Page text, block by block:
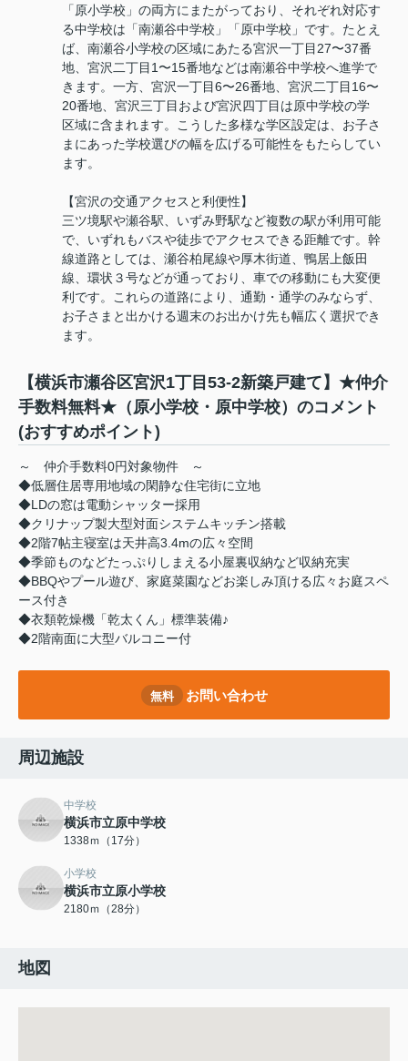
「原小学校」の両方にまたがっており、それぞれ対応す
る中学校は「南瀬谷中学校」「原中学校」です。たとえ
ば、南瀬谷小学校の区域にあたる宮沢一丁目27〜37番
地、宮沢二丁目1〜15番地などは南瀬谷中学校へ進学で
きます。一方、宮沢一丁目6〜26番地、宮沢二丁目16〜
20番地、宮沢三丁目および宮沢四丁目は原中学校の学
区域に含まれます。こうした多様な学区設定は、お子さ
まにあった学校選びの幅を広げる可能性をもたらしてい
ます。
【宮沢の交通アクセスと利便性】
三ツ境駅や瀬谷駅、いずみ野駅など複数の駅が利用可能
で、いずれもバスや徒歩でアクセスできる距離です。幹
線道路としては、瀬谷柏尾線や厚木街道、鴨居上飯田
線、環状３号などが通っており、車での移動にも大変便
利です。これらの道路により、通勤・通学のみならず、
お子さまと出かける週末のお出かけ先も幅広く選択でき
ます。
【横浜市瀬谷区宮沢1丁目53-2新築戸建て】★仲介
手数料無料★（原小学校・原中学校）のコメント
(おすすめポイント)
～ 仲介手数料0円対象物件 ～
◆低層住居専用地域の閑静な住宅街に立地
◆LDの窓は電動シャッター採用
◆クリナップ製大型対面システムキッチン搭載
◆2階7帖主寝室は天井高3.4mの広々空間
◆季節ものなどたっぷりしまえる小屋裏収納など収納充実
◆BBQやプール遊び、家庭菜園などお楽しみ頂ける広々お庭スペ
ース付き
◆衣類乾燥機「乾太くん」標準装備♪
◆2階南面に大型バルコニー付
無料 お問い合わせ
周辺施設
中学校
横浜市立原中学校
1338ｍ（17分）
小学校
横浜市立原小学校
2180ｍ（28分）
地図